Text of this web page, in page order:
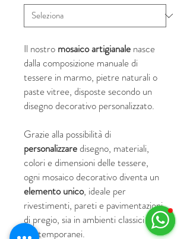
Il nostro mosaico artigianale nasce
dalla composizione manuale di
tessere in marmo, pietre naturali o
paste vitree, disposte secondo un
disegno decorativo personalizzato.
Grazie alla possibilità di
personalizzaredisegno, materiali,
colori e dimensioni delle tessere,
ogni mosaico decorativo diventa un
elemento unico, ideale per
rivestimenti, pareti e pavimentazioni
di pregio, sia in ambienti classici che
contemporanei.